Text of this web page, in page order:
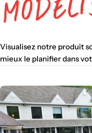
Visualisez notre produit
mieux le planifier dans